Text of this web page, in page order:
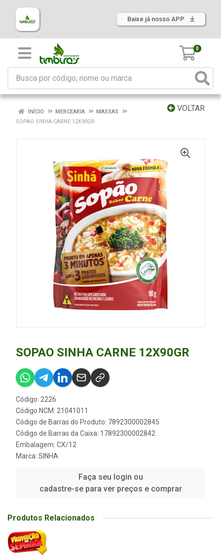
Baixe já nosso APP
0
VOLTAR
INÍCIO MERCEARIA
MASSAS
SOPAO SINHA CARNE 12X90GR
SOPAO SINHA CARNE 12X90GR
Código: 2226
Código NCM: 21041011
Código de Barras do Produto: 7892300002845
Código de Barras da Caixa: 17892300002842
Embalagem: CX/12
Marca: SINHA
Faça seu login ou
cadastre-se para ver preços e comprar
Produtos Relacionados